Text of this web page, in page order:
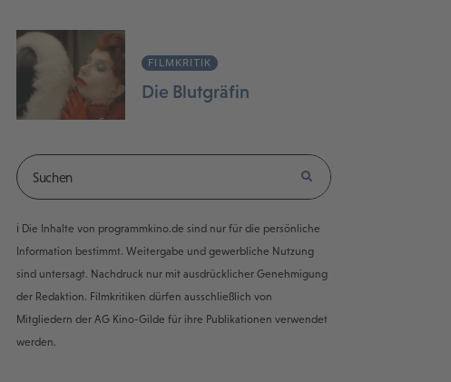
FILMKRITIK
Die Blutgräfin
ℹ️ Die Inhalte von programmkino.de sind nur für die persönliche
Information bestimmt. Weitergabe und gewerbliche Nutzung
sind untersagt. Nachdruck nur mit ausdrücklicher Genehmigung
der Redaktion. Filmkritiken dürfen ausschließlich von
Mitgliedern der AG Kino-Gilde für ihre Publikationen verwendet
werden.